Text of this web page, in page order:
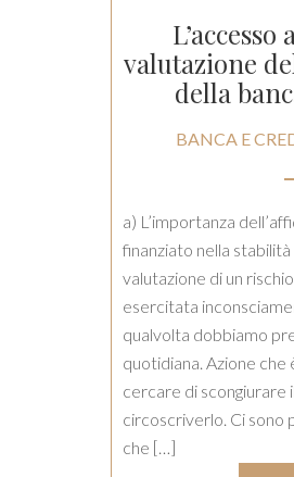
valutazione
della
BANCA E
a) L’importanza dell’affidabilità del soggetto
finanziato nella
valutazione di un
esercitata
qualvolta dobbiamo
quotidiana. Azione che
cercare di scongiurare
circoscriverlo. Ci sono
che […]